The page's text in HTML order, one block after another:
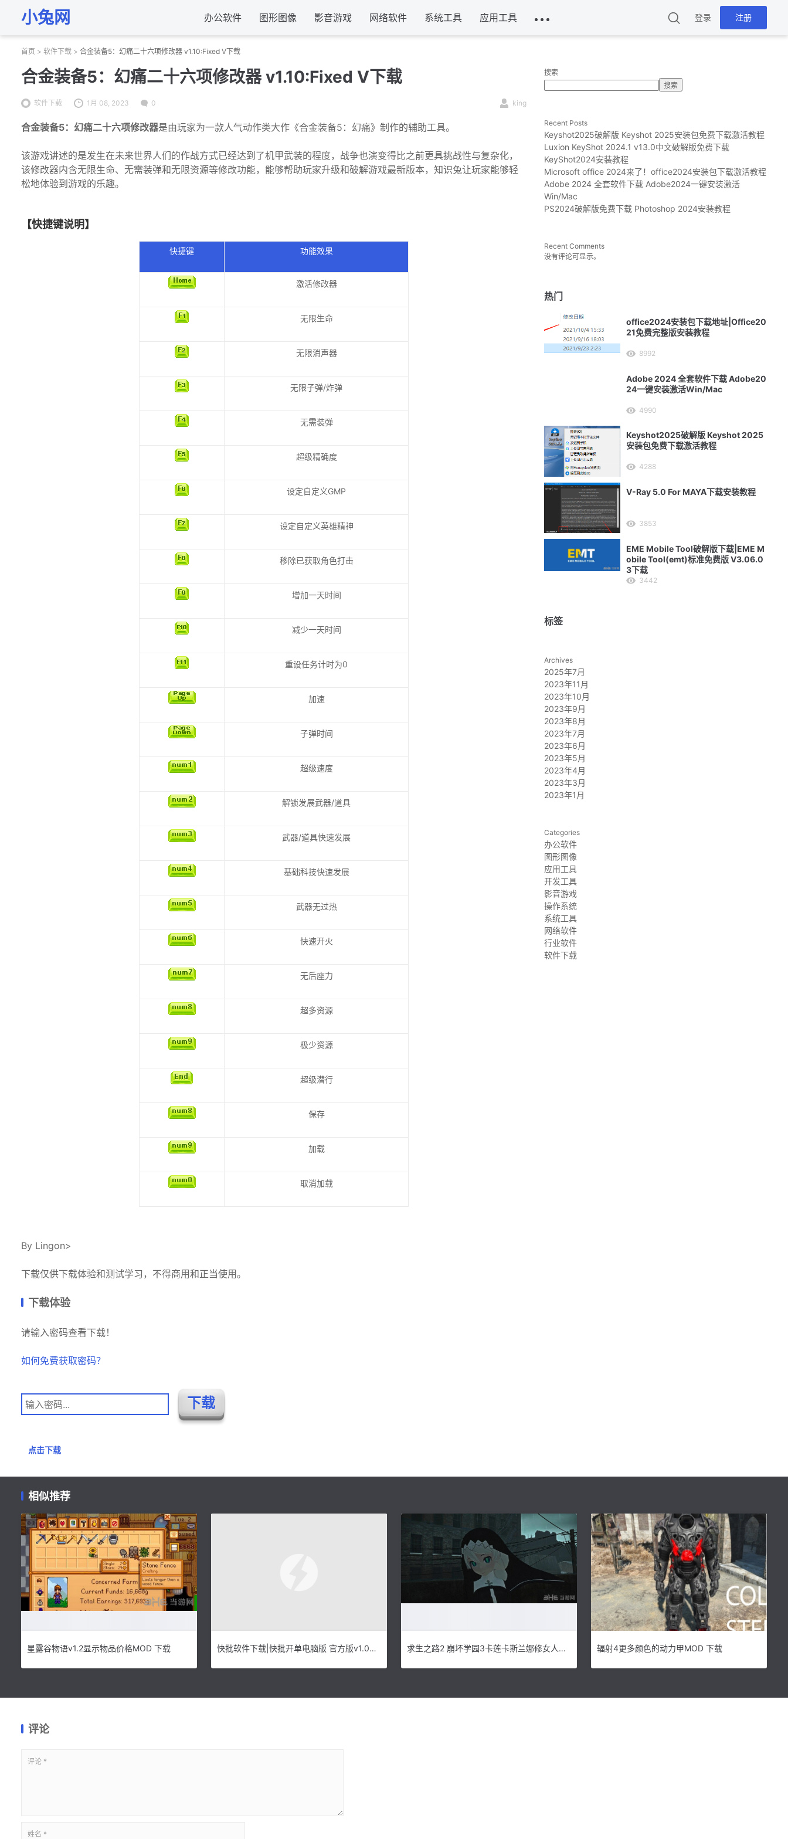
小兔网 办公软件 图形图像 影音游戏 网络软件 系统工具 应用工具 登录 注册
首页 > 软件下载 > 合金装备5：幻痛二十六项修改器 v1.10:Fixed V下载
合金装备5：幻痛二十六项修改器 v1.10:Fixed V下载
软件下载 1月 08, 2023 0 king
合金装备5：幻痛二十六项修改器是由玩家为一款人气动作类大作《合金装备5：幻痛》制作的辅助工具。
该游戏讲述的是发生在未来世界人们的作战方式已经达到了机甲武装的程度，战争也演变得比之前更具挑战性与复杂化，
该修改器内含无限生命、无需装弹和无限资源等修改功能，能够帮助玩家升级和破解游戏最新版本，知识兔让玩家能够轻
松地体验到游戏的乐趣。
【快捷键说明】
快捷键 功能效果
激活修改器
无限生命
无限消声器
无限子弹/炸弹
无需装弹
超级精确度
设定自定义GMP
设定自定义英雄精神
移除已获取角色打击
增加一天时间
减少一天时间
重设任务计时为0
加速
子弹时间
超级速度
解锁发展武器/道具
武器/道具快速发展
基础科技快速发展
武器无过热
快速开火
无后座力
超多资源
极少资源
超级潜行
保存
加载
取消加载
By Lingon>
下载仅供下载体验和测试学习，不得商用和正当使用。
下载体验
请输入密码查看下载！
如何免费获取密码？
点击下载
搜索
搜索
Recent Posts
Keyshot2025破解版 Keyshot 2025安装包免费下载激活教程
Luxion KeyShot 2024.1 v13.0中文破解版免费下载
KeyShot2024安装教程
Microsoft office 2024来了！office2024安装包下载激活教程
Adobe 2024 全套软件下载 Adobe2024一键安装激活
Win/Mac
PS2024破解版免费下载 Photoshop 2024安装教程
Recent Comments
没有评论可显示。
热门
office2024安装包下载地址|Office20
21免费完整版安装教程
8992
Adobe 2024 全套软件下载 Adobe20
24一键安装激活Win/Mac
4990
Keyshot2025破解版 Keyshot 2025
安装包免费下载激活教程
4288
V-Ray 5.0 For MAYA下载安装教程
3853
EME Mobile Tool破解版下载|EME M
obile Tool(emt)标准免费版 V3.06.0
3下载
3442
标签
Archives
2025年7月
2023年11月
2023年10月
2023年9月
2023年8月
2023年7月
2023年6月
2023年5月
2023年4月
2023年3月
2023年1月
Categories
办公软件
图形图像
应用工具
开发工具
影音游戏
操作系统
系统工具
网络软件
行业软件
软件下载
相似推荐
星露谷物语v1.2显示物品价格MOD 下载 快批软件下载|快批开单电脑版 官方版v1.0下载 求生之路2 崩坏学园3卡莲卡斯兰娜修女人物MOD 下载 辐射4更多颜色的动力甲MOD 下载
评论